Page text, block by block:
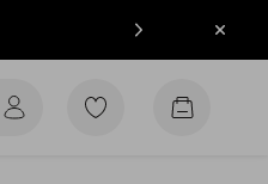
Sulje
Siirry
Siirry